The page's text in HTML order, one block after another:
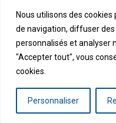
Nous utilisons des
de navigation, diffuser
personnalisés et analyser
"Accepter tout", vous
cookies.
Personnaliser
Copyright